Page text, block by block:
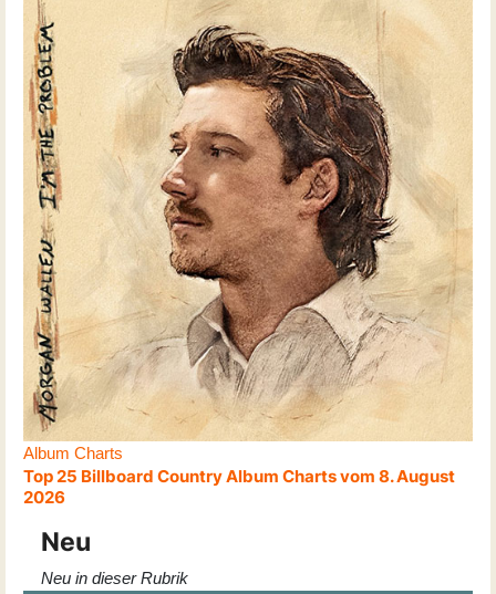
Album Charts
Top 25 Billboard Country Album Charts vom 8. August
2026
Neu
Neu in dieser Rubrik